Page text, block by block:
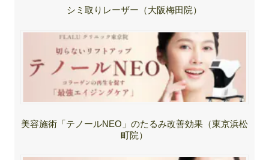
シミ取りレーザー（大阪梅田院）
美容施術「テノールNEO」のたるみ改善効果（東京浜松
町院）